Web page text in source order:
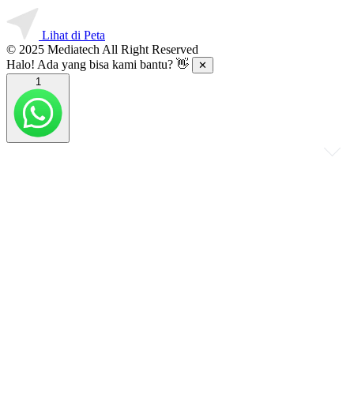
Lihat di Peta
© 2025 Mediatech All Right Reserved
Halo! Ada yang bisa kami bantu? 👋
✕
1